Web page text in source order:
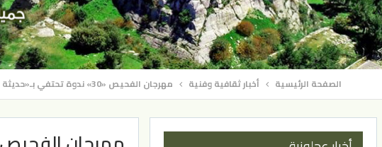
الصفحة الرئيسية أخبار ثقافية وفنية مهرجان الفحيص «30» ندوة تحتفي بـ«حديثة الخريشا» أحد رجالات الأردن وبُناته الأوائل